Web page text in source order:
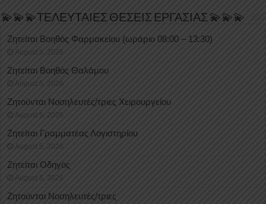
💫💫💫ΤΕΛΕΥΤΑΙΕΣ ΘΕΣΕΙΣ ΕΡΓΑΣΙΑΣ 💫💫💫
Ζητείται Βοηθός Φαρμακείου (ωράριο 08:00 – 13:30)
August 5, 2026
Ζητείται Βοηθός Θαλάμου
August 5, 2026
Ζητούνται Νοσηλευτές/τριες Χειρουργείου
August 5, 2026
Ζητείται Γραμματέας Λογιστηρίου
August 5, 2026
Ζητείται Οδηγός
August 5, 2026
Ζητούνται Νοσηλευτές/τριες